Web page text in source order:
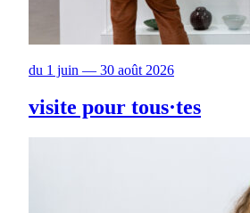
du 1 juin — 30 août 2026
visite pour tous·tes